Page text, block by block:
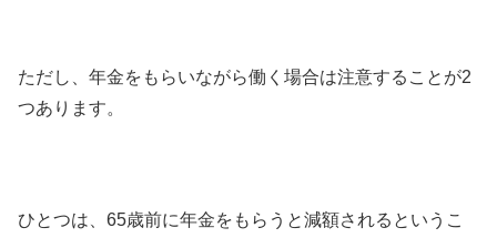
ただし、年金をもらいながら働く場合は注意することが2
つあります。
ひとつは、65歳前に年金をもらうと減額されるというこ